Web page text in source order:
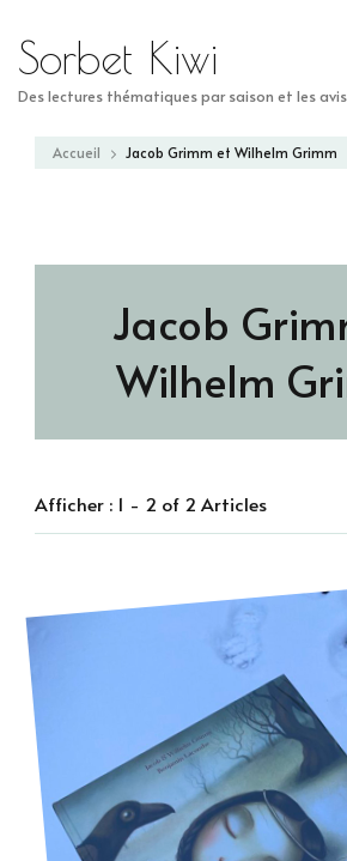
Sorbet Kiwi
Des lectures thématiques par saison et les
Accueil Jacob Grimm et Wilhelm Grimm
Jacob
Wilhelm
Afficher : 1 - 2 of 2 Articles